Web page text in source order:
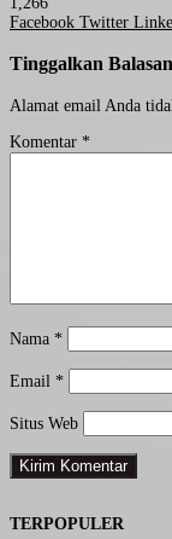
Facebook Twitter
Tinggalkan Balasan
Alamat email Anda
Komentar *
Nama *
Email *
Situs Web
TERPOPULER